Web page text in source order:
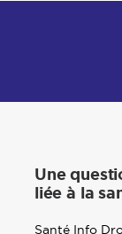
Une
liée à la
Santé Info